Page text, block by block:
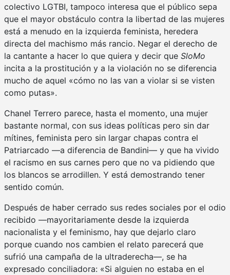
colectivo LGTBI, tampoco interesa que el público sepa
que el mayor obstáculo contra la libertad de las mujeres
está a menudo en la izquierda feminista, heredera
directa del machismo más rancio. Negar el derecho de
la cantante a hacer lo que quiera y decir que SloMo
incita a la prostitución y a la violación no se diferencia
mucho de aquel «cómo no las van a violar si se visten
como putas».
Chanel Terrero parece, hasta el momento, una mujer
bastante normal, con sus ideas políticas pero sin dar
mítines, feminista pero sin largar chapas contra el
Patriarcado —a diferencia de Bandini— y que ha vivido
el racismo en sus carnes pero que no va pidiendo que
los blancos se arrodillen. Y está demostrando tener
sentido común.
Después de haber cerrado sus redes sociales por el odio
recibido —mayoritariamente desde la izquierda
nacionalista y el feminismo, hay que dejarlo claro
porque cuando nos cambien el relato parecerá que
sufrió una campaña de la ultraderecha—, se ha
expresado conciliadora: «Si alguien no estaba en el